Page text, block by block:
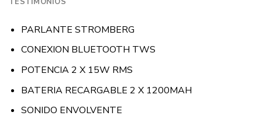
PARLANTE STROMBERG
CONEXION BLUETOOTH TWS
POTENCIA 2 X 15W RMS
BATERIA RECARGABLE 2 X 1200MAH
SONIDO ENVOLVENTE